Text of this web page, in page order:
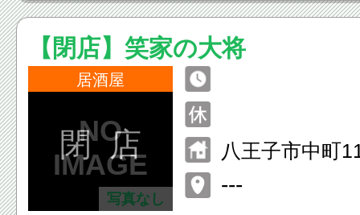
【閉店】笑家の大将
居酒屋
写真なし
閉 店 八王子市中町
---